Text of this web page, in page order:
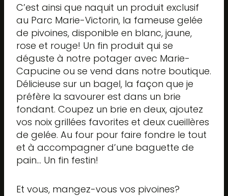
C’est ainsi que naquit un produit exclusif
au Parc Marie-Victorin, la fameuse gelée
de pivoines, disponible en blanc, jaune,
rose et rouge! Un fin produit qui se
déguste à notre potager avec Marie-
Capucine ou se vend dans notre boutique.
Délicieuse sur un bagel, la façon que je
préfère la savourer est dans un brie
fondant. Coupez un brie en deux, ajoutez
vos noix grillées favorites et deux cueillères
de gelée. Au four pour faire fondre le tout
et à accompagner d’une baguette de
pain… Un fin festin!
Et vous, mangez-vous vos pivoines?